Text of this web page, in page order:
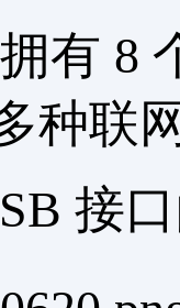
有 8
种联
接